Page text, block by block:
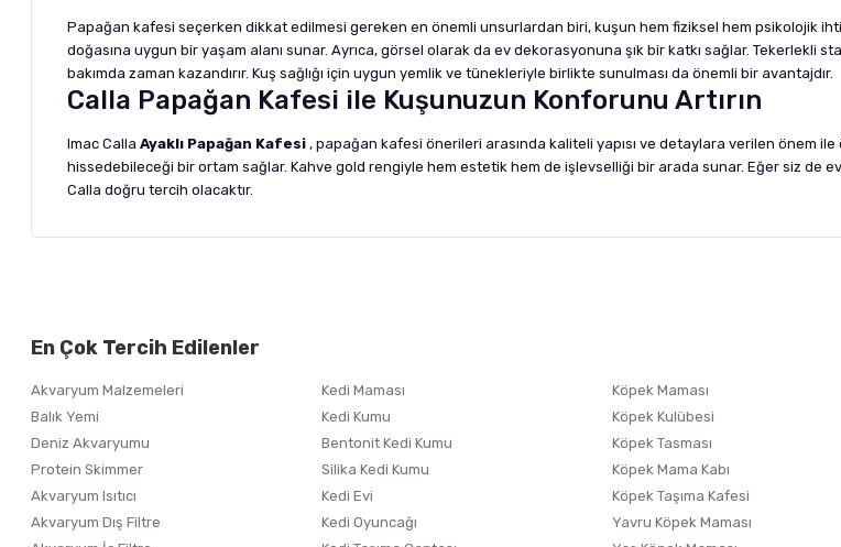
Papağan kafesi seçerken dikkat edilmesi gereken en önemli unsurlardan biri, kuşun hem fiziksel hem psikolojik
doğasına uygun bir yaşam alanı sunar. Ayrıca, görsel olarak da ev dekorasyonuna şık bir katkı sağlar. Tekerlekli
bakımda zaman kazandırır. Kuş sağlığı için uygun yemlik ve tünekleriyle birlikte sunulması da önemli bir avantajdır.
Calla Papağan Kafesi ile Kuşunuzun Konforunu Artırın
Imac Calla Ayaklı Papağan Kafesi , papağan kafesi önerileri arasında kaliteli yapısı ve detaylara verilen önem
hissedebileceği bir ortam sağlar. Kahve gold rengiyle hem estetik hem de işlevselliği bir arada sunar. Eğer siz de
Calla doğru tercih olacaktır.
Ürünü Satın Al ve Yorumla
Ürün açıklamasında eksik bilgiler bulunuyor.
Ürün fiyatı diğer sitelerden daha pahalı.
Bu ürüne benzer farklı alternatifler olmalı.
En Çok Tercih Edilenler
Akvaryum Malzemeleri
Balık Yemi
Deniz Akvaryumu
Protein Skimmer
Akvaryum Isıtıcı
Akvaryum Dış Filtre
Kedi Maması
Kedi Kumu
Bentonit Kedi Kumu
Silika Kedi Kumu
Kedi Evi
Kedi Oyuncağı
Köpek Maması
Köpek Kulübesi
Köpek Tasması
Köpek Mama Kabı
Köpek Taşıma Kafesi
Yavru Köpek Maması